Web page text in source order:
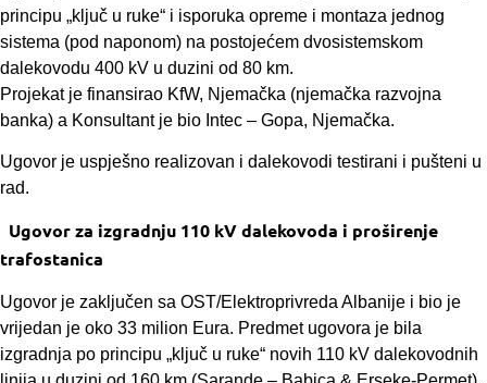
principu „ključ u ruke“ i isporuka opreme i montaza jednog
sistema (pod naponom) na postojećem dvosistemskom
dalekovodu 400 kV u duzini od 80 km.
Projekat je finansirao KfW, Njemačka (njemačka razvojna
banka) a Konsultant je bio Intec – Gopa, Njemačka.
Ugovor je uspješno realizovan i dalekovodi testirani i pušteni u
rad.
Ugovor za izgradnju 110 kV dalekovoda i proširenje
trafostanica
Ugovor je zaključen sa OST/Elektroprivreda Albanije i bio je
vrijedan je oko 33 milion Eura. Predmet ugovora je bila
izgradnja po principu „ključ u ruke“ novih 110 kV dalekovodnih